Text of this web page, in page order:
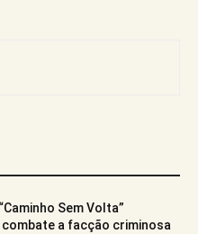
Sem Volta”
a facção criminosa